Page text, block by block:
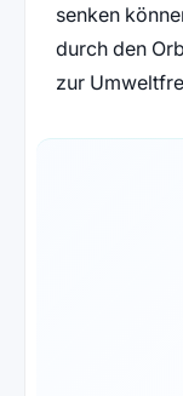
senken
durch den
zur